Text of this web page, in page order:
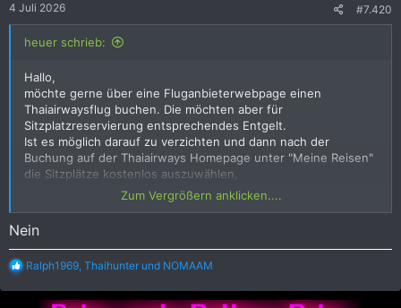
n
:
4 Juli 2026 #7.420
heuer schrieb:
Hallo,
möchte gerne über eine Fluganbieterwebpage einen
Thaiairwaysflug buchen. Die möchten aber für
Sitzplatzreservierung entsprechendes Entgelt.
Ist es möglich darauf zu verzichten und dann nach der
Buchung auf der Thaiairways Homepage unter "Meine Reisen"
die Sitzplätze kostenlos auszuwählen,
oder will die Thai mittlerweile entsprechendes Entgelt dafür?
Danke für euere Hilfe.
Zum Vergrößern anklicken....
Nein
R
a
Ralph1969, Thaihunter und NOMAAM